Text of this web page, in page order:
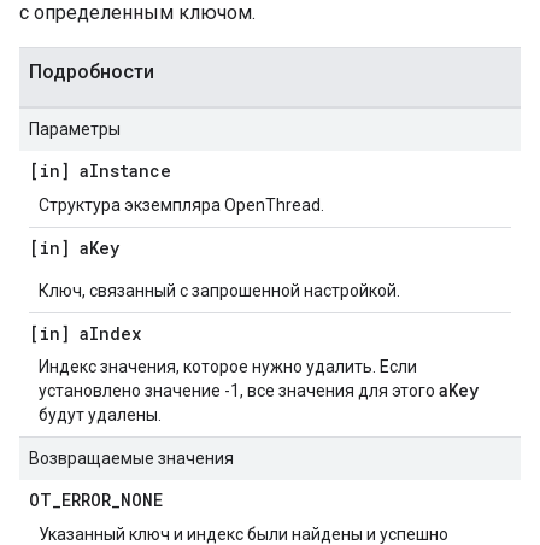
с определенным ключом.
Подробности
Параметры
[in] aInstance
Структура экземпляра OpenThread.
[in] aKey
Ключ, связанный с запрошенной настройкой.
[in] aIndex
Индекс значения, которое нужно удалить. Если
установлено значение -1, все значения для этого aKey
будут удалены.
Возвращаемые значения
OT_ERROR_NONE
Указанный ключ и индекс были найдены и успешно